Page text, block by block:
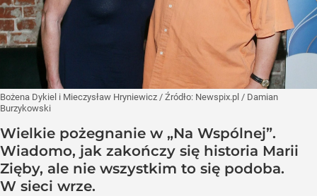
Bożena Dykiel i Mieczysław Hryniewicz / Źródło: Newspix.pl / Damian
Burzykowski
Wielkie pożegnanie w „Na Wspólnej”.
Wiadomo, jak zakończy się historia Marii
Zięby, ale nie wszystkim to się podoba.
W sieci wrze.